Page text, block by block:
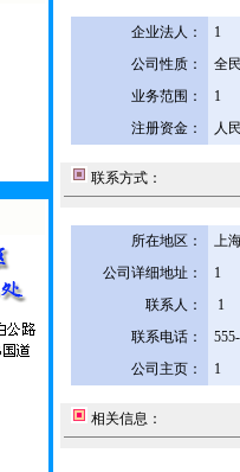
企业法人：
1
公司性质：
全
业务范围：
1
注册资金：
人
联系方式：
所在地区：
上
公司详细地址：
1
联系人：
1
联系电话：
公司主页：
1
相关信息：